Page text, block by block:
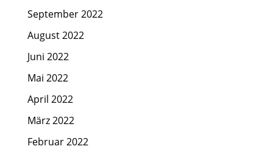
September 2022
August 2022
Juni 2022
Mai 2022
April 2022
März 2022
Februar 2022